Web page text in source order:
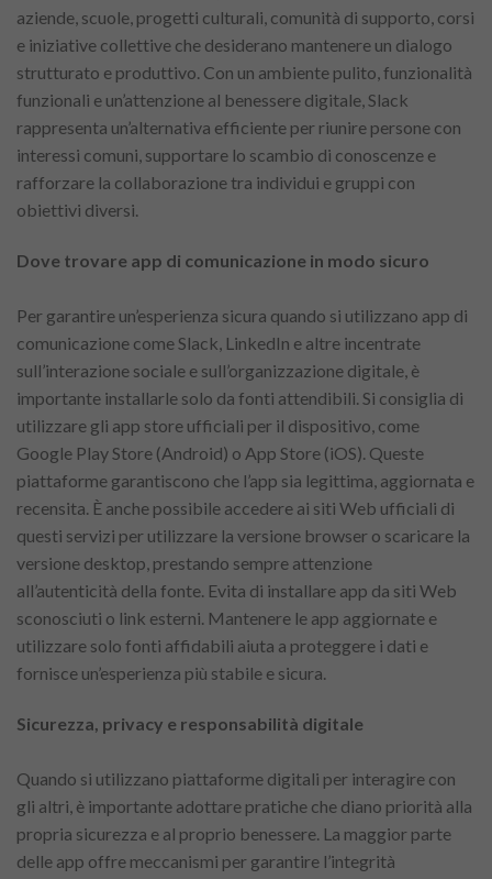
aziende, scuole, progetti culturali, comunità di supporto, corsi
e iniziative collettive che desiderano mantenere un dialogo
strutturato e produttivo. Con un ambiente pulito, funzionalità
funzionali e un’attenzione al benessere digitale, Slack
rappresenta un’alternativa efficiente per riunire persone con
interessi comuni, supportare lo scambio di conoscenze e
rafforzare la collaborazione tra individui e gruppi con
obiettivi diversi.
Dove trovare app di comunicazione in modo sicuro
Per garantire un’esperienza sicura quando si utilizzano app di
comunicazione come Slack, LinkedIn e altre incentrate
sull’interazione sociale e sull’organizzazione digitale, è
importante installarle solo da fonti attendibili. Si consiglia di
utilizzare gli app store ufficiali per il dispositivo, come
Google Play Store (Android) o App Store (iOS). Queste
piattaforme garantiscono che l’app sia legittima, aggiornata e
recensita. È anche possibile accedere ai siti Web ufficiali di
questi servizi per utilizzare la versione browser o scaricare la
versione desktop, prestando sempre attenzione
all’autenticità della fonte. Evita di installare app da siti Web
sconosciuti o link esterni. Mantenere le app aggiornate e
utilizzare solo fonti affidabili aiuta a proteggere i dati e
fornisce un’esperienza più stabile e sicura.
Sicurezza, privacy e responsabilità digitale
Quando si utilizzano piattaforme digitali per interagire con
gli altri, è importante adottare pratiche che diano priorità alla
propria sicurezza e al proprio benessere. La maggior parte
delle app offre meccanismi per garantire l’integrità